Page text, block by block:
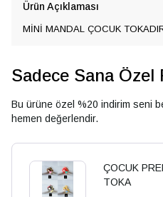
Ürün Açıklaması
MİNİ MANDAL ÇOCUK
Sadece Sana Özel
Bu ürüne özel %20 indirim seni
hemen değerlendir.
ÇOCUK
TOKA